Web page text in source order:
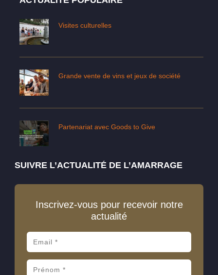
Visites culturelles
Grande vente de vins et jeux de société
Partenariat avec Goods to Give
SUIVRE L’ACTUALITÉ DE L’AMARRAGE
Inscrivez-vous pour recevoir notre
actualité